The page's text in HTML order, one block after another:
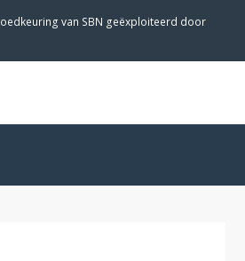
van SBN geëxploiteerd door